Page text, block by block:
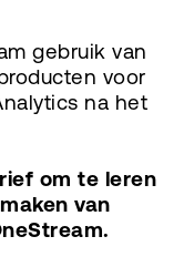
gebruik van
voor
na het
om te leren
van